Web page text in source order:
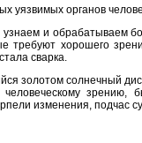
уязвимых органов
и обрабатываем
требуют хорошего
сварка.
золотом солнечный
человеческому
изменения, подчас